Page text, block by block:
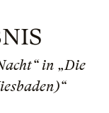
in „Die